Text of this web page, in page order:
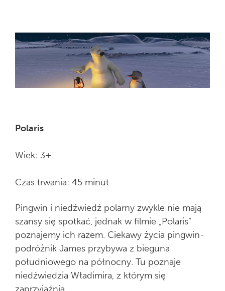
Polaris
Wiek: 3+
Czas trwania: 45 minut
Pingwin i niedźwiedź polarny zwykle nie mają
szansy się spotkać, jednak w filmie „Polaris”
poznajemy ich razem. Ciekawy życia pingwin-
podróżnik James przybywa z bieguna
południowego na północny. Tu poznaje
niedźwiedzia Władimira, z którym się